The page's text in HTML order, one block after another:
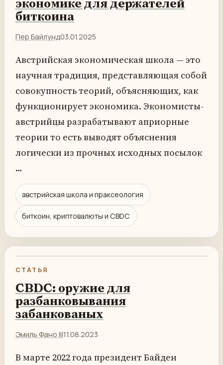
биткоина
Пер Байлунд03.01.2025
Австрийская экономическая школа — это
научная традиция, представляющая собой
совокупность теорий, объясняющих, как
функционирует экономика. Экономисты-
австрийцы разрабатывают априорные
теории то есть выводят объяснения
логически из прочных исходных посылок
…
австрийская школа и праксеология
биткоин, криптовалюты и CBDC
СТАТЬЯ
CBDC: оружие для
разбанковывания
забанкованых
Эмиль Фано III11.08.2023
В марте 2022 года президент Байден